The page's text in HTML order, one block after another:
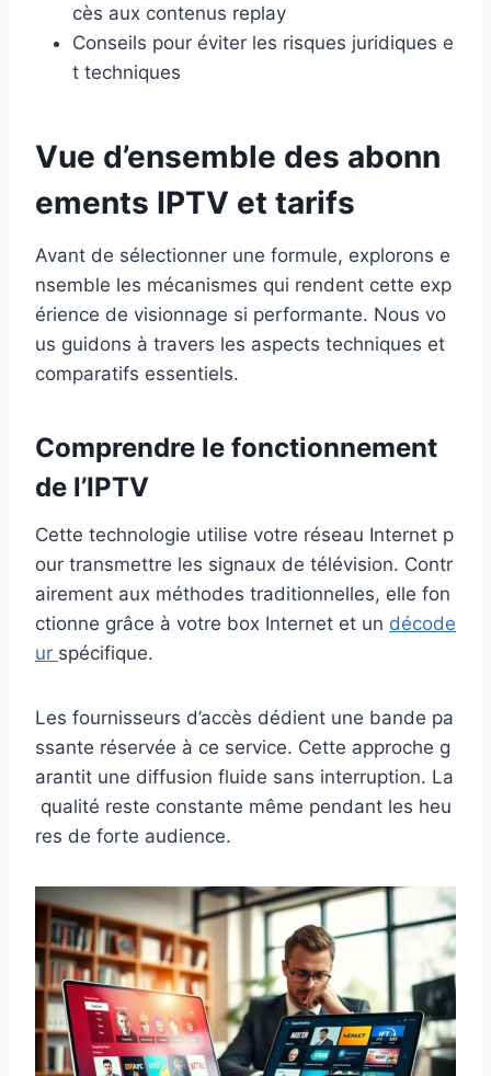
cès aux contenus replay
Conseils pour éviter les risques juridiques e
t techniques
Vue d’ensemble des abonn
ements IPTV et tarifs
Avant de sélectionner une formule, explorons e
nsemble les mécanismes qui rendent cette exp
érience de visionnage si performante. Nous vo
us guidons à travers les aspects techniques et
comparatifs essentiels.
Comprendre le fonctionnement
de l’IPTV
Cette technologie utilise votre réseau Internet p
our transmettre les signaux de télévision. Contr
airement aux méthodes traditionnelles, elle fon
ctionne grâce à votre box Internet et un décode
ur spécifique.
Les fournisseurs d’accès dédient une bande pa
ssante réservée à ce service. Cette approche g
arantit une diffusion fluide sans interruption. La
qualité reste constante même pendant les heu
res de forte audience.